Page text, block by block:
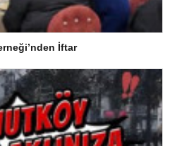
İftar